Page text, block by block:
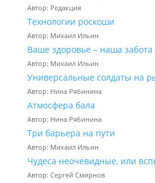
Автор: Редакция
Технологии роскоши
Автор: Михаил Ильин
Ваше здоровье – наша забота
Автор: Михаил Ильин
Универсальные солдаты на
Автор: Нина Рябинина
Атмосфера бала
Автор: Нина Рябинина
Три барьера на пути
Автор: Михаил Ильин
Чудеса неочевидные, или
Автор: Сергей Смирнов